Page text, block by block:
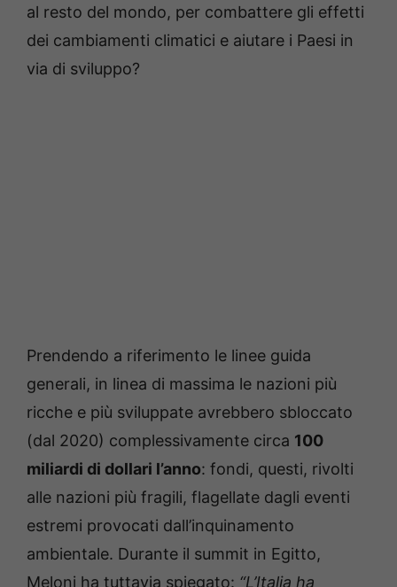
al resto del mondo, per combattere gli effetti
dei cambiamenti climatici e aiutare i Paesi in
via di sviluppo?
Prendendo a riferimento le linee guida
generali, in linea di massima le nazioni più
ricche e più sviluppate avrebbero sbloccato
(dal 2020) complessivamente circa 100
miliardi di dollari l’anno: fondi, questi, rivolti
alle nazioni più fragili, flagellate dagli eventi
estremi provocati dall’inquinamento
ambientale. Durante il summit in Egitto,
Meloni ha tuttavia spiegato: “L’Italia ha